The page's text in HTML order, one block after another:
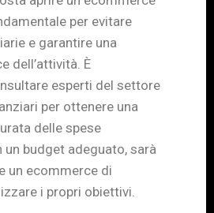
per evitare
e garantire una
dell’attività. È
esperti del settore
per ottenere una
delle spese
un budget adeguato, sarà
un ecommerce di
i propri obiettivi.